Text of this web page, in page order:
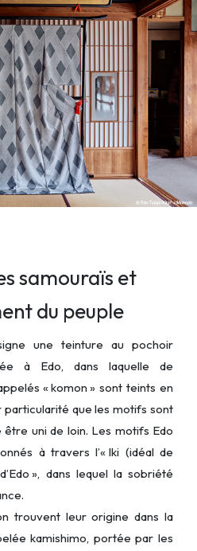
samouraïs et
du peuple
une teinture au pochoir
à Edo, dans laquelle de
« komon » sont teints en
particularité que les motifs sont
être uni de loin. Les motifs Edo
à travers l’« Iki (idéal de
», dans lequel la sobriété
trouvent leur origine dans la
kamishimo, portée par les